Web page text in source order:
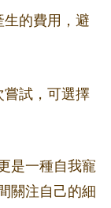
的費用，避
嘗試，可選擇
是一種自我寵
關注自己的細